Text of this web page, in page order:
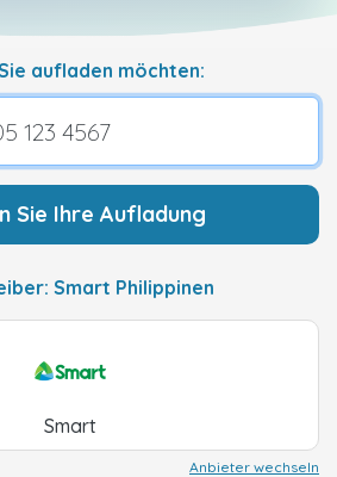
aufladen möchten:
Sie Ihre Aufladung
Smart Philippinen
Smart
Anbieter wechseln